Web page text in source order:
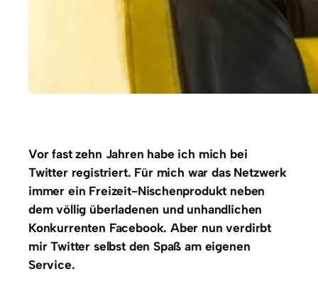
Vor fast zehn Jahren habe ich mich bei
Twitter registriert. Für mich war das Netzwerk
immer ein Freizeit-Nischenprodukt neben
dem völlig überladenen und unhandlichen
Konkurrenten Facebook. Aber nun verdirbt
mir Twitter selbst den Spaß am eigenen
Service.